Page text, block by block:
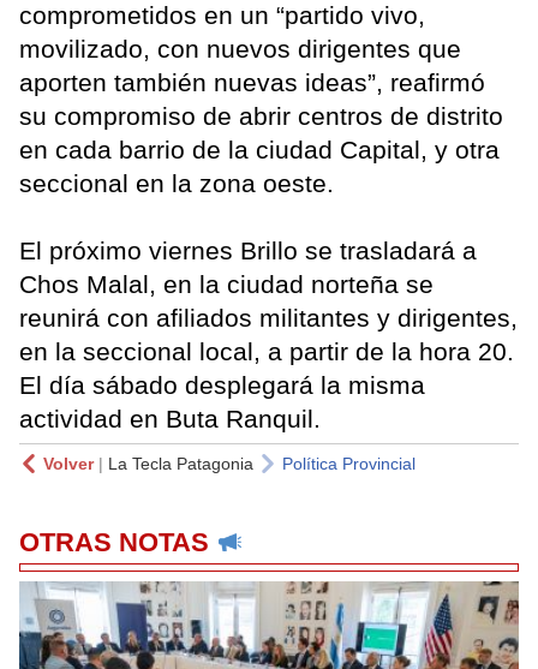
comprometidos en un “partido vivo,
movilizado, con nuevos dirigentes que
aporten también nuevas ideas”, reafirmó
su compromiso de abrir centros de distrito
en cada barrio de la ciudad Capital, y otra
seccional en la zona oeste.
El próximo viernes Brillo se trasladará a
Chos Malal, en la ciudad norteña se
reunirá con afiliados militantes y dirigentes,
en la seccional local, a partir de la hora 20.
El día sábado desplegará la misma
actividad en Buta Ranquil.
Volver| La Tecla Patagonia Política Provincial
OTRAS NOTAS